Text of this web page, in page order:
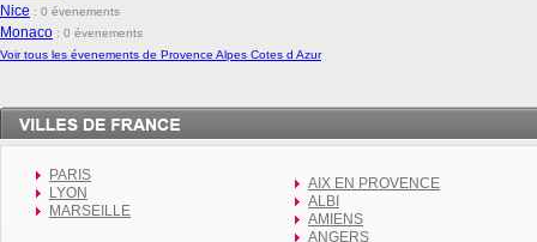
Nice : 0 évenements
Monaco : 0 évenements
Voir tous les évenements de Provence Alpes Cotes d Azur
PARIS
LYON
MARSEILLE
AIX EN PROVENCE
ALBI
AMIENS
ANGERS